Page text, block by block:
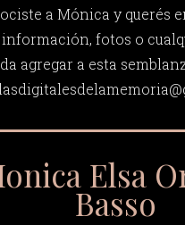
a Mónica y querés
fotos o
agregar a esta
Elsa
Basso